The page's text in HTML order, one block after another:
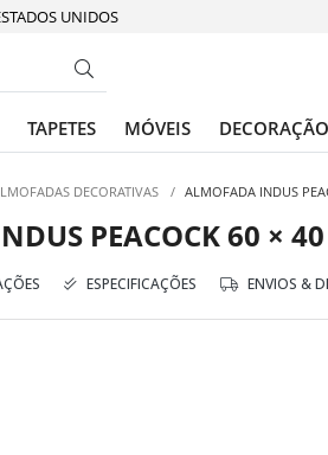
TAPETES MÓVEIS DECORAÇÃO
DECORATIVAS / ALMOFADA INDUS
PEACOCK 60 × 40
ESPECIFICAÇÕES ENVIOS &